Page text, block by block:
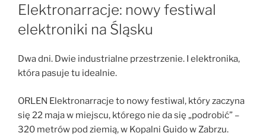
Elektronarracje: nowy festiwal
elektroniki na Śląsku
Dwa dni. Dwie industrialne przestrzenie. I elektronika,
która pasuje tu idealnie.
ORLEN Elektronarracje to nowy festiwal, który zaczyna
się 22 maja w miejscu, którego nie da się „podrobić” –
320 metrów pod ziemią, w Kopalni Guido w Zabrzu.